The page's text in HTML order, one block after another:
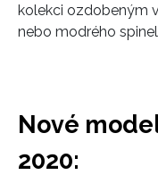
kolekci ozdobeným
nebo modrého
Nové
2020: